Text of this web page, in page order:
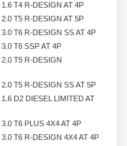
1.6 T4 R-DESIGN AT 4P
2.0 T5 R-DESIGN AT 5P
3.0 T6 R-DESIGN SS AT 4P
3.0 T6 SSP AT 4P
2.0 T5 R-DESIGN
2.0 T5 R-DESIGN SS AT 5P
1.6 D2 DIESEL LIMITED AT
3.0 T6 PLUS 4X4 AT 4P
3.0 T6 R-DESIGN 4X4 AT 4P